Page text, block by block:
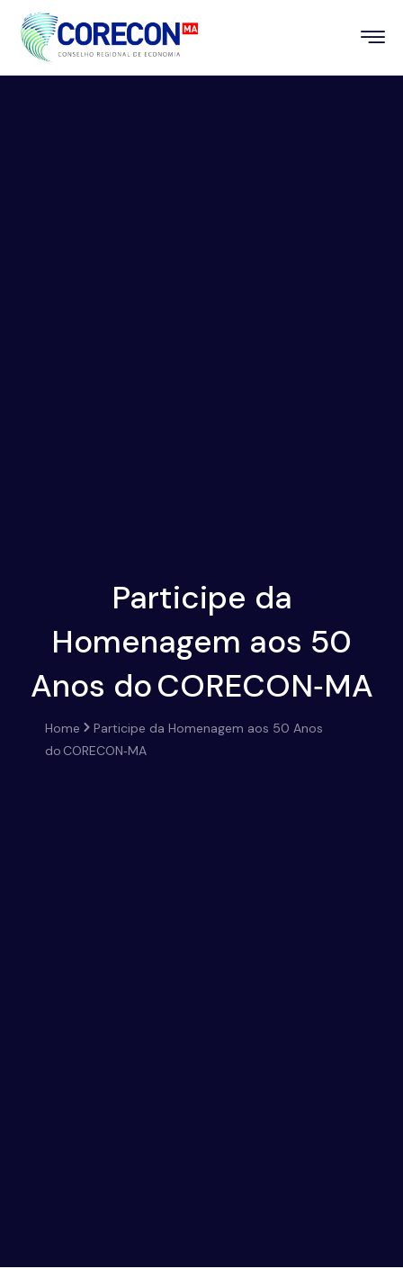
Participe da
Homenagem aos 50
Anos do CORECON‑MA
Home
Participe da Homenagem aos 50 Anos
do CORECON‑MA